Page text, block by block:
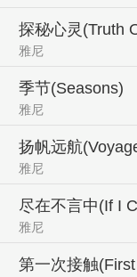
探秘心灵(Truth
雅尼
季节(Seasons)
雅尼
扬帆远航
雅尼
尽在不言中(If I
雅尼
第一次接触